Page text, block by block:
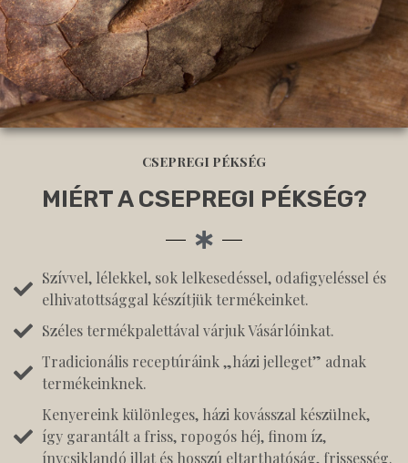
CSEPREGI PÉKSÉG
MIÉRT A CSEPREGI PÉKSÉG?
Szívvel, lélekkel, sok lelkesedéssel, odafigyeléssel és
elhivatottsággal készítjük termékeinket.
Széles termékpalettával várjuk Vásárlóinkat.
Tradicionális receptúráink „házi jelleget” adnak
termékeinknek.
Kenyereink különleges, házi kovásszal készülnek,
így garantált a friss, ropogós héj, finom íz,
ínycsiklandó illat és hosszú eltarthatóság, frissesség.